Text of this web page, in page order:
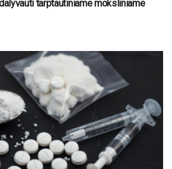
tarptautiniame moksliniame